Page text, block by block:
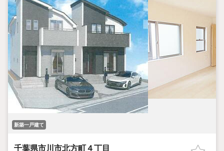
・約23帖の広いLDKにはおしゃれなカフェカウンター付
・30年の長期サポート付き
◆周辺環境
・市川市立北方小学校 … 徒歩7分
・マルエツ 東菅野店 … 徒歩12分
・大野中央病院 健康管理センター … 徒歩16分
◆備考
・清掃用地持分:8分の1あり
・電波障害等によるケーブルテレビ、共聴アンテナの申込はお客
・網戸/カーテンレール/TVアンテナはオプション
・司法書士/土地家屋調査士は売主指定
◇変動金利0.695％◇11疾病団信付き※諸条件あり
新築一戸建て
千葉県市川市北方町４丁目